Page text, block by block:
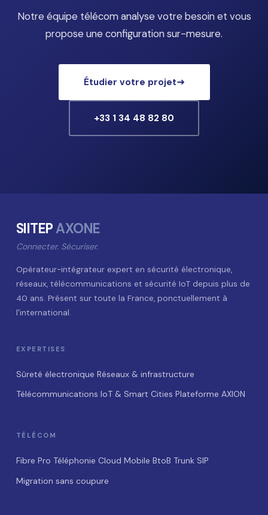
Notre équipe télécom analyse votre besoin et vous
propose une configuration sur-mesure.
Étudier votre projet
+33 1 34 48 82 80
SIITEPAXONE
Connecter. Sécuriser.
Opérateur-intégrateur expert en sécurité électronique,
réseaux, télécommunications et sécurité IoT depuis plus de
40 ans. Présent sur toute la France, ponctuellement à
l'international.
EXPERTISES
Sûreté électronique Réseaux & infrastructure
Télécommunications IoT & Smart Cities Plateforme AXION
TÉLÉCOM
Fibre Pro Téléphonie Cloud Mobile BtoB Trunk SIP
Migration sans coupure